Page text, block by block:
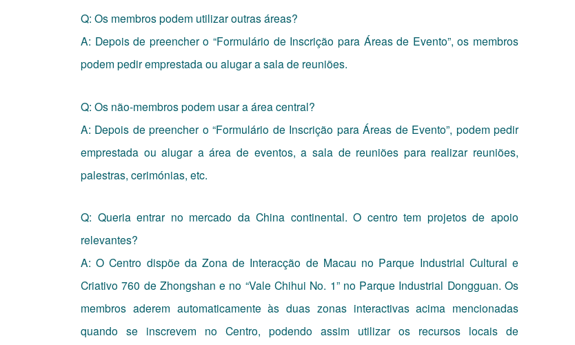
Q: Os membros podem utilizar outras áreas?
A: Depois de preencher o “Formulário de Inscrição para Áreas de Evento”, os membros
podem pedir emprestada ou alugar a sala de reuniões.
Q: Os não-membros podem usar a área central?
A: Depois de preencher o “Formulário de Inscrição para Áreas de Evento”, podem pedir
emprestada ou alugar a área de eventos, a sala de reuniões para realizar reuniões,
palestras, cerimónias, etc.
Q: Queria entrar no mercado da China continental. O centro tem projetos de apoio
relevantes?
A: O Centro dispõe da Zona de Interacção de Macau no Parque Industrial Cultural e
Criativo 760 de Zhongshan e no “Vale Chihui No. 1” no Parque Industrial Dongguan. Os
membros aderem automaticamente às duas zonas interactivas acima mencionadas
quando se inscrevem no Centro, podendo assim utilizar os recursos locais de